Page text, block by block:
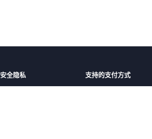
安全隐私 支持的支付方式